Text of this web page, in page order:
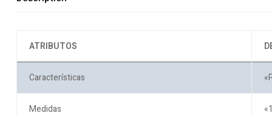
ATRIBUTOS
Características
Medidas